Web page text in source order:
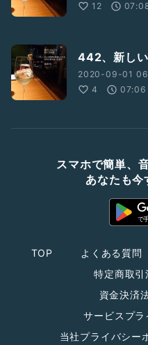
12
442、新し
2020-09-01
4
07:06
スマホで簡単、
あなたも今
TOP よくある質問
特定商取
資金決済
サービスプ
当社プライバシー